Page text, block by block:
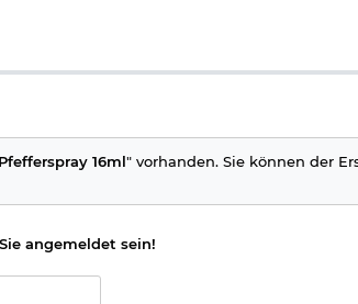
16ml" vorhanden. Sie können der
angemeldet sein!